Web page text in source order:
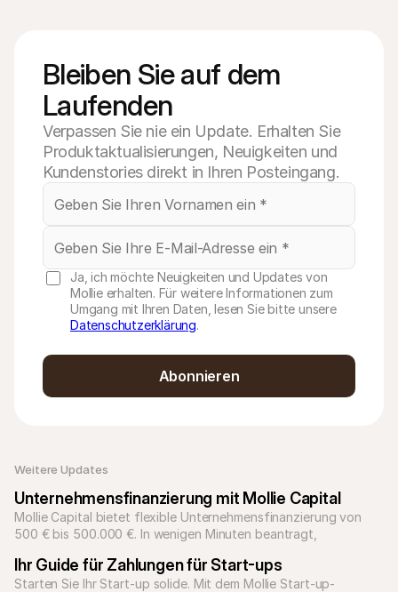
Weitere Updates
Unternehmensfinanzierung mit Mollie Capital
Mollie Capital bietet flexible Unternehmensfinanzierung von
500 € bis 500.000 €. In wenigen Minuten beantragt,
Ihr Guide für Zahlungen für Start-ups
Starten Sie Ihr Start-up solide. Mit dem Mollie Start-up-
Bleiben Sie auf dem
Laufenden
Verpassen Sie nie ein Update. Erhalten Sie
Produktaktualisierungen, Neuigkeiten und
Kundenstories direkt in Ihren Posteingang.
Ja, ich möchte Neuigkeiten und Updates von
Mollie erhalten. Für weitere Informationen zum
Umgang mit Ihren Daten, lesen Sie bitte unsere
Datenschutzerklärung.
Abonnieren